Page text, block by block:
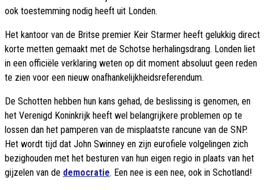
ook toestemming nodig heeft uit Londen.
Het kantoor van de Britse premier Keir Starmer heeft gelukkig direct
korte metten gemaakt met de Schotse herhalingsdrang. Londen liet
in een officiële verklaring weten op dit moment absoluut geen reden
te zien voor een nieuw onafhankelijkheidsreferendum.
De Schotten hebben hun kans gehad, de beslissing is genomen, en
het Verenigd Koninkrijk heeft wel belangrijkere problemen op te
lossen dan het pamperen van de misplaatste rancune van de SNP.
Het wordt tijd dat John Swinney en zijn eurofiele volgelingen zich
bezighouden met het besturen van hun eigen regio in plaats van het
gijzelen van de democratie. Een nee is een nee, ook in Schotland!